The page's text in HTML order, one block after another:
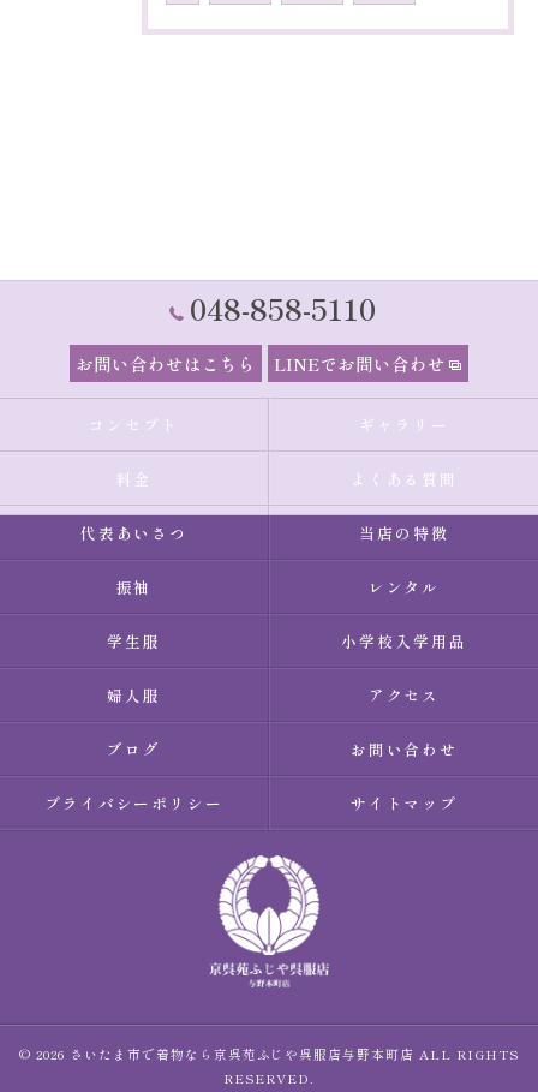
048-858-5110
お問い合わせはこちら LINEでお問い合わせ
コンセプト ギャラリー
料金 よくある質問
代表あいさつ 当店の特徴
振袖 レンタル
学生服 小学校入学用品
婦人服 アクセス
ブログ お問い合わせ
プライバシーポリシー サイトマップ
© 2026 さいたま市で着物なら京呉苑ふじや呉服店与野本町店 ALL RIGHTS
RESERVED.